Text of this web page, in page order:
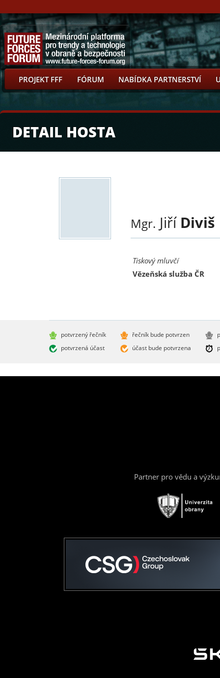
PROJEKT FFF FÓRUM NABÍDKA PARTNERSTVÍ
DETAIL HOSTA
Mgr. Jiří Diviš
Tiskový mluvčí
Vězeňská služba ČR
potvrzený řečník
potvrzená účast
řečník bude potvrzen
účast bude potvrzena
Partner pro vědu a